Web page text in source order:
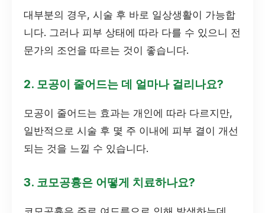
대부분의 경우, 시술 후 바로 일상생활이 가능합
니다. 그러나 피부 상태에 따라 다를 수 있으니 전
문가의 조언을 따르는 것이 좋습니다.
2. 모공이 줄어드는 데 얼마나 걸리나요?
모공이 줄어드는 효과는 개인에 따라 다르지만,
일반적으로 시술 후 몇 주 이내에 피부 결이 개선
되는 것을 느낄 수 있습니다.
3. 코모공흉은 어떻게 치료하나요?